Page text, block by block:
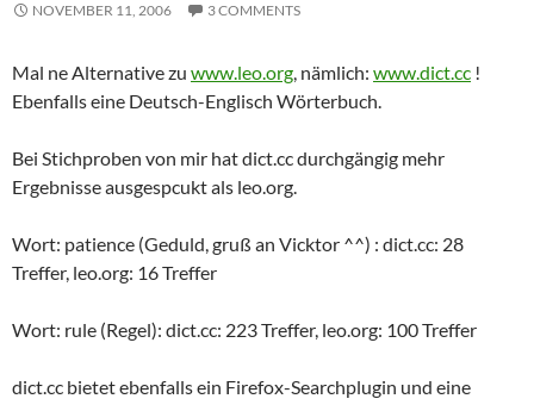
NOVEMBER 11, 2006 3 COMMENTS
Mal ne Alternative zu www.leo.org, nämlich: www.dict.cc !
Ebenfalls eine Deutsch-Englisch Wörterbuch.
Bei Stichproben von mir hat dict.cc durchgängig mehr
Ergebnisse ausgespcukt als leo.org.
Wort: patience (Geduld, gruß an Vicktor ^^) : dict.cc: 28
Treffer, leo.org: 16 Treffer
Wort: rule (Regel): dict.cc: 223 Treffer, leo.org: 100 Treffer
dict.cc bietet ebenfalls ein Firefox-Searchplugin und eine